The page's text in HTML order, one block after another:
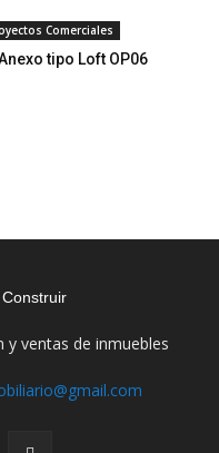
Comerciales
tipo Loft OP06
y ventas de inmuebles